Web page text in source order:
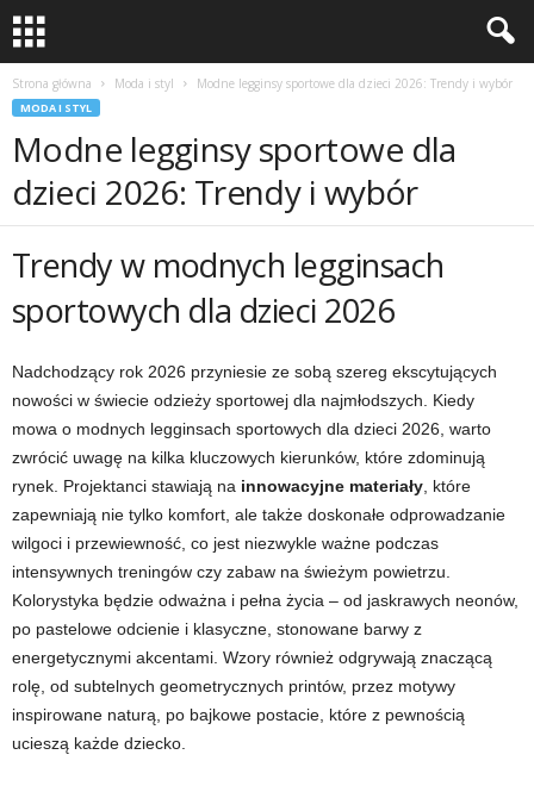
Strona główna Moda i styl Modne legginsy sportowe dla dzieci 2026: Trendy i wybór
MODA I STYL
Modne legginsy sportowe dla
dzieci 2026: Trendy i wybór
Trendy w modnych legginsach
sportowych dla dzieci 2026
Nadchodzący rok 2026 przyniesie ze sobą szereg ekscytujących
nowości w świecie odzieży sportowej dla najmłodszych. Kiedy
mowa o modnych legginsach sportowych dla dzieci 2026, warto
zwrócić uwagę na kilka kluczowych kierunków, które zdominują
rynek. Projektanci stawiają na innowacyjne materiały , które
zapewniają nie tylko komfort, ale także doskonałe odprowadzanie
wilgoci i przewiewność, co jest niezwykle ważne podczas
intensywnych treningów czy zabaw na świeżym powietrzu.
Kolorystyka będzie odważna i pełna życia – od jaskrawych neonów,
po pastelowe odcienie i klasyczne, stonowane barwy z
energetycznymi akcentami. Wzory również odgrywają znaczącą
rolę, od subtelnych geometrycznych printów, przez motywy
inspirowane naturą, po bajkowe postacie, które z pewnością
ucieszą każde dziecko.